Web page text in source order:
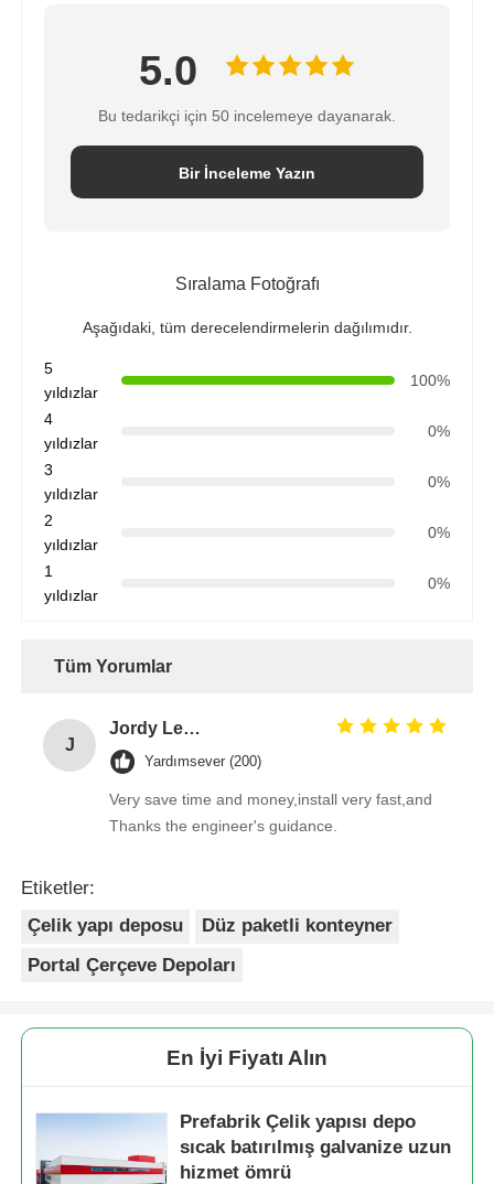
5.0
Bu tedarikçi için 50 incelemeye dayanarak.
Bir İnceleme Yazın
Sıralama Fotoğrafı
Aşağıdaki, tüm derecelendirmelerin dağılımıdır.
5
yıldızlar
100%
4
yıldızlar
0%
3
yıldızlar
0%
2
yıldızlar
0%
1
yıldızlar
0%
Tüm Yorumlar
J
Jordy Leong
Yardımsever (200)
Very save time and money,install very fast,and
Thanks the engineer's guidance.
Etiketler:
Çelik yapı deposu
Düz paketli konteyner
Portal Çerçeve Depoları
En İyi Fiyatı Alın
Prefabrik Çelik yapısı depo
sıcak batırılmış galvanize uzun
hizmet ömrü